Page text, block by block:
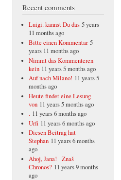
Recent comments
Luigi. kannst Du das 5 years
11 months ago
Bitte einen Kommentar 5
years 11 months ago
Nimmt das Kommenteren
kein 11 years 5 months ago
Auf nach Milano! 11 years 5
months ago
Heute findet eine Lesung
von 11 years 5 months ago
. 11 years 6 months ago
Urfi 11 years 6 months ago
Diesen Beitrag hat
Stephan 11 years 6 months
ago
Ahoj, Jana! Znaš
Chronos? 11 years 9 months
ago